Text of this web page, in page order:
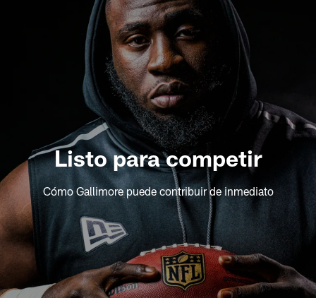
Listo para competir
Cómo Gallimore puede contribuir de inmediato